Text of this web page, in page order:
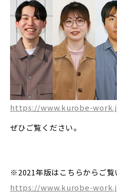
https://www.kurobe-
ぜひご覧ください。
※2021年版はこちらからご覧
https://www.kurobe-